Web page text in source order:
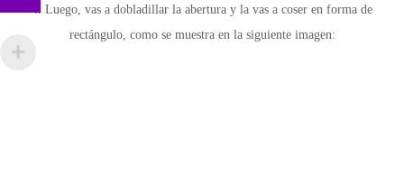
4. Luego, vas a dobladillar la abertura y la vas a coser en forma de
rectángulo, como se muestra en la siguiente imagen: